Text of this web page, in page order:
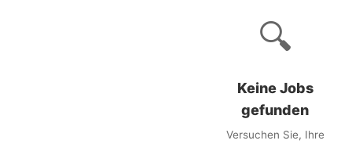
🔍
Keine Jobs
gefunden
Versuchen Sie, Ihre